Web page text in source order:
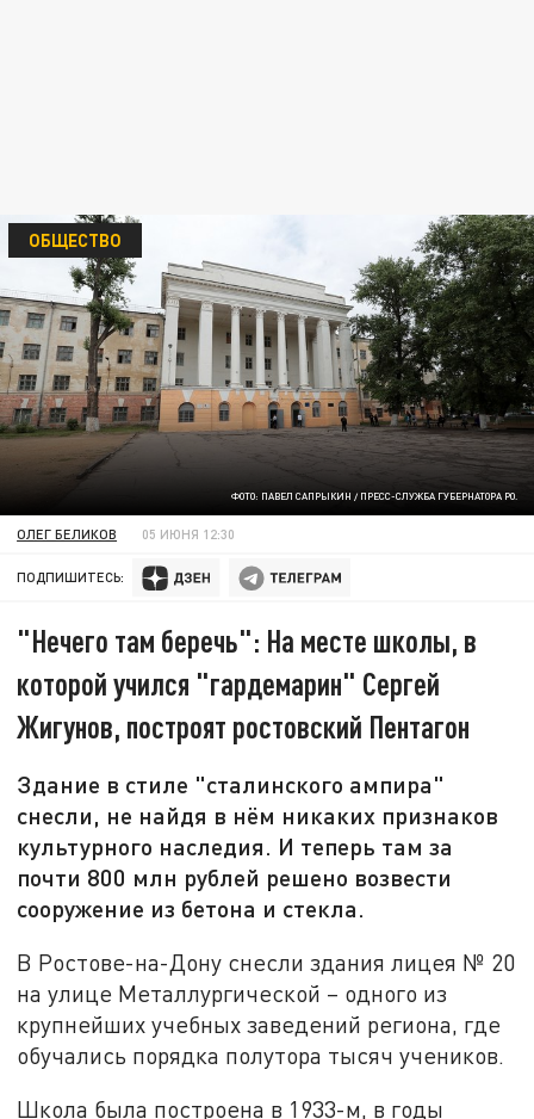
ФОТО: ПАВЕЛ САПРЫКИН / ПРЕСС-СЛУЖБА ГУБЕРНАТОРА РО.
ОБЩЕСТВО
ОЛЕГ БЕЛИКОВ 05 ИЮНЯ 12:30
ПОДПИШИТЕСЬ:
"Нечего там беречь": На месте школы, в
которой учился "гардемарин" Сергей
Жигунов, построят ростовский Пентагон
Здание в стиле "сталинского ампира"
снесли, не найдя в нём никаких признаков
культурного наследия. И теперь там за
почти 800 млн рублей решено возвести
сооружение из бетона и стекла.
В Ростове-на-Дону снесли здания лицея № 20
на улице Металлургической – одного из
крупнейших учебных заведений региона, где
обучались порядка полутора тысяч учеников.
Школа была построена в 1933-м, в годы